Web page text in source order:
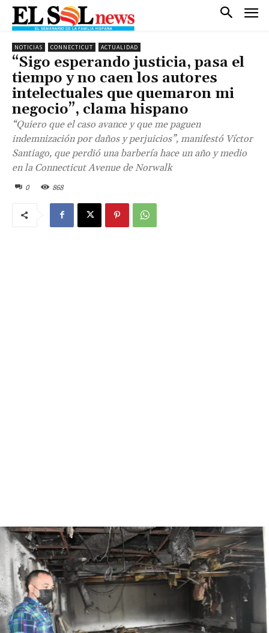
NOTICIAS CONNECTICUT ACTUALIDAD
“Sigo esperando justicia, pasa el
tiempo y no caen los autores
intelectuales que quemaron mi
negocio”, clama hispano
“Quiero que el caso avance y que me paguen
indemnización por daños y perjuicios”, manifestó Víctor
Santiago, que perdió una barbería hace un año y medio
en la Connecticut Avenue de Norwalk
0 868